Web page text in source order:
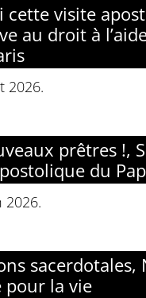
cette visite
au droit à
2026.
prêtres !,
du
2026.
sacerdotales,
pour la vie